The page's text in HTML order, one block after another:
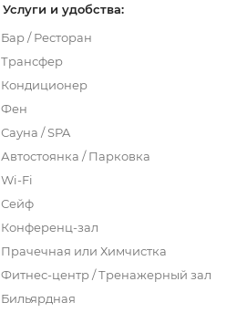
Услуги и удобства:
Бар / Ресторан
Трансфер
Кондиционер
Фен
Сауна / SPA
Автостоянка / Парковка
Wi-Fi
Сейф
Конференц-зал
Прачечная или Химчистка
Фитнес-центр / Тренажерный зал
Бильярдная